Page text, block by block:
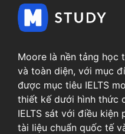
Moore là nền tảng học
và toàn diện, với mục
được mục tiêu IELTS
thiết kế dưới hình thức
IELTS sát với điều
tài liệu chuẩn quốc tế